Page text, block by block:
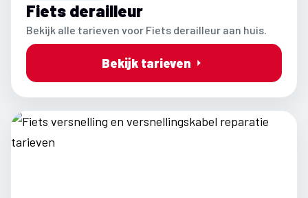
Fiets derailleur
Bekijk alle tarieven voor Fiets derailleur aan huis.
Bekijk tarieven